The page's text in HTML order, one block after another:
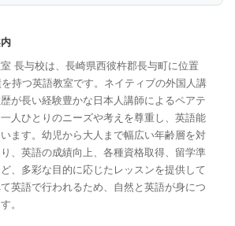
長与校は、長崎県西彼杵郡長与町に位置
持つ英語教室です。ネイティブの外国人講
が長い経験豊かな日本人講師によるペアテ
人ひとりのニーズや考えを尊重し、英語能
ます。幼児から大人まで幅広い年齢層を対
、英語の成績向上、各種資格取得、留学準
、多彩な目的に応じたレッスンを提供して
英語で行われるため、自然と英語が身につ
。